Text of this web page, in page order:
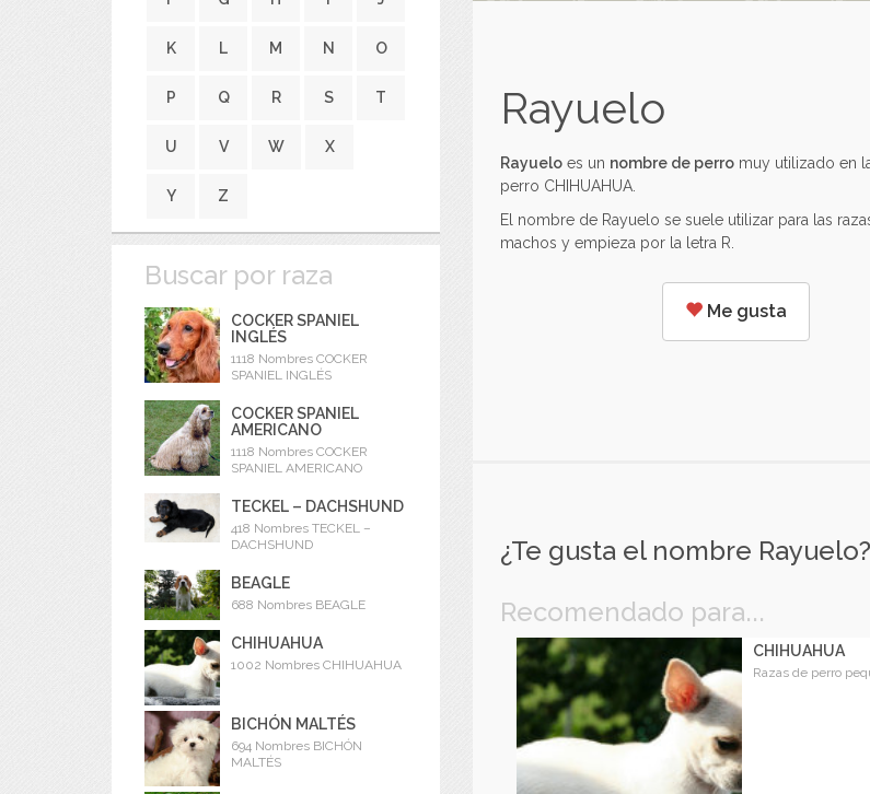
K L M N O
P Q R S T
U V W X
Y Z
Buscar por raza
COCKER SPANIEL
INGLÉS
1118 Nombres COCKER
SPANIEL INGLÉS
COCKER SPANIEL
AMERICANO
1118 Nombres COCKER
SPANIEL AMERICANO
TECKEL – DACHSHUND
418 Nombres TECKEL –
DACHSHUND
BEAGLE
688 Nombres BEAGLE
CHIHUAHUA
1002 Nombres CHIHUAHUA
BICHÓN MALTÉS
694 Nombres BICHÓN
MALTÉS
Rayuelo
Rayuelo es un nombre de perro muy utilizado en
perro CHIHUAHUA.
El nombre de Rayuelo se suele utilizar para las
machos y empieza por la letra R.
Me gusta
¿Te gusta el nombre Rayuelo?
Recomendado para...
CHIHUAHUA
Razas de perro